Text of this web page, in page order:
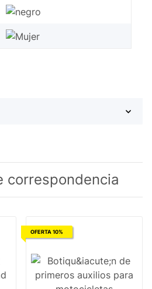
correspondencia
OFERTA 10%